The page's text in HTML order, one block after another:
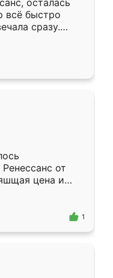
осталась
всё быстро
сразу.
подошёл к
Собрали
даже
от
цена и
Приехавший
самый
1